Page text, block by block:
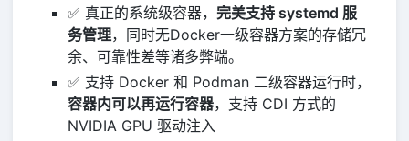
✅ 真正的系统级容器， 完美支持 systemd 服
务管理，同时无Docker一级容器方案的存储冗
余、可靠性差等诸多弊端。
✅ 支持 Docker 和 Podman 二级容器运行时，
容器内可以再运行容器，支持 CDI 方式的
NVIDIA GPU 驱动注入